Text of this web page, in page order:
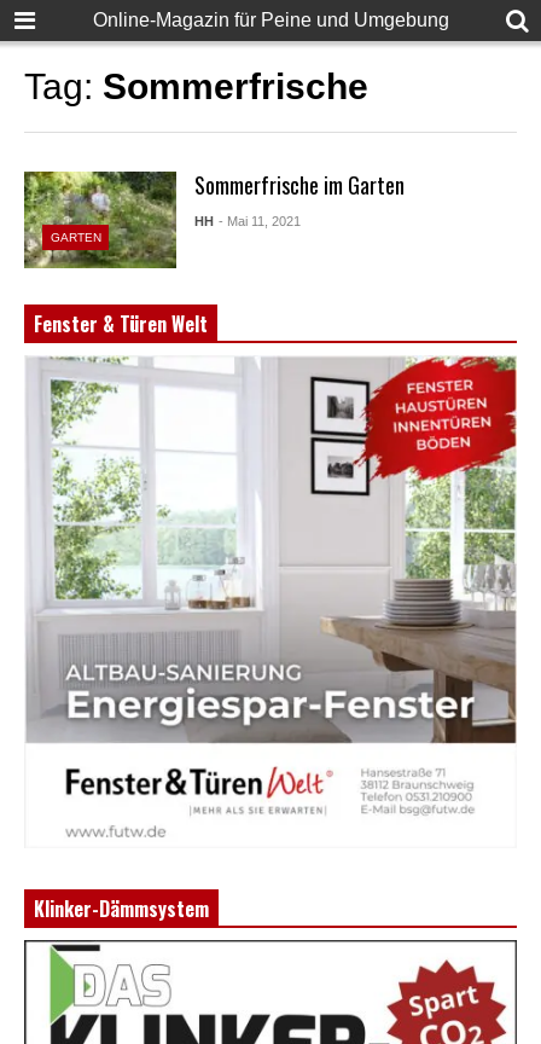
Online-Magazin für Peine und Umgebung
Tag: Sommerfrische
GARTEN
Sommerfrische im Garten
HH - Mai 11, 2021
Fenster & Türen Welt
Klinker-Dämmsystem